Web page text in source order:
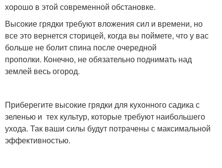
хорошо в этой современной обстановке.
Высокие грядки требуют вложения сил и времени, но
все это вернется сторицей, когда вы поймете, что у вас
больше не болит спина после очередной
прополки. Конечно, не обязательно поднимать над
землей весь огород.
Приберегите высокие грядки для кухонного садика с
зеленью и тех культур, которые требуют наибольшего
ухода. Так ваши силы будут потрачены с максимальной
эффективностью.